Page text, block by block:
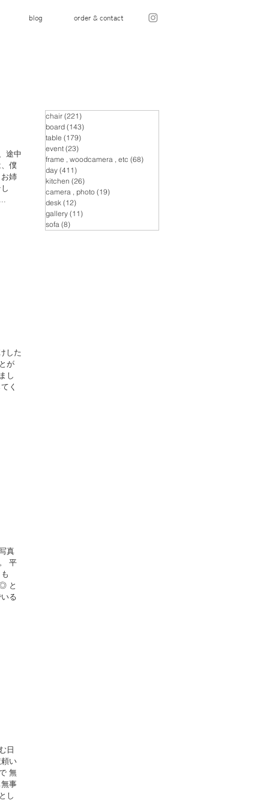
blog order & contact
途中
僕
姉
した
が
し
く
真
平
と
る
日
い
無
事
し
chair (221)
board (143)
table (179)
event (23)
frame , woodcamera , etc (68)
day (411)
kitchen (26)
camera , photo (19)
desk (12)
gallery (11)
sofa (8)